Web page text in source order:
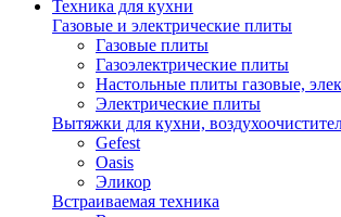
Техника для кухни
Газовые и электрические плиты
Газовые плиты
Газоэлектрические плиты
Настольные плиты газовые,
Электрические плиты
Вытяжки для кухни,
Gefest
Oasis
Эликор
Встраиваемая техника